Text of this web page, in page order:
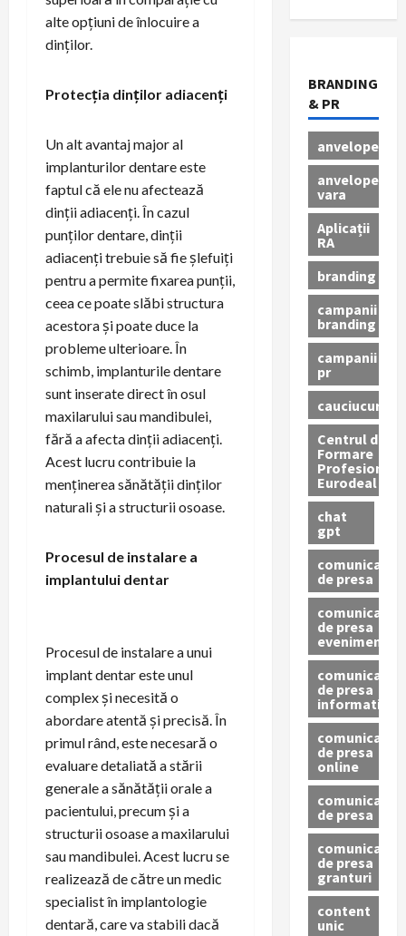
alte opțiuni de înlocuire a
dinților.
Protecția dinților adiacenți
Un alt avantaj major al
implanturilor dentare este
faptul că ele nu afectează
dinții adiacenți. În cazul
punților dentare, dinții
adiacenți trebuie să fie șlefuiți
pentru a permite fixarea punții,
ceea ce poate slăbi structura
acestora și poate duce la
probleme ulterioare. În
schimb, implanturile dentare
sunt inserate direct în osul
maxilarului sau mandibulei,
fără a afecta dinții adiacenți.
Acest lucru contribuie la
menținerea sănătății dinților
naturali și a structurii osoase.
Procesul de instalare a
implantului dentar
Procesul de instalare a unui
implant dentar este unul
complex și necesită o
abordare atentă și precisă. În
primul rând, este necesară o
evaluare detaliată a stării
generale a sănătății orale a
pacientului, precum și a
structurii osoase a maxilarului
sau mandibulei. Acest lucru se
realizează de către un medic
specialist în implantologie
dentară, care va stabili dacă
BRANDING
& PR
anvelope
anvelope
vara
Aplicații
RA
branding
campanii
branding
campanii
pr
cauciucuri
Centrul de
Formare
Profesionala
Eurodeal
chat
gpt
comunicat
de presa
comunicat
de presa
eveniment
comunicat
de presa
informativ
comunicat
de presa
online
comunicate
de presa
comunicate
de presa
granturi
content
unic